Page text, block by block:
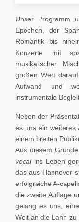
Unser Programm
Epochen, der
Romantik bis
Konzerte mit
musikalischer
großen Wert
Aufwand und
instrumentale
Neben der
es uns ein weiteres
einem breiten
Aus diesem
vocal ins Leben
das aus Hannover
erfolgreiche A-
die zweite Auflage
gelang es uns,
Welt an die Lahn zu